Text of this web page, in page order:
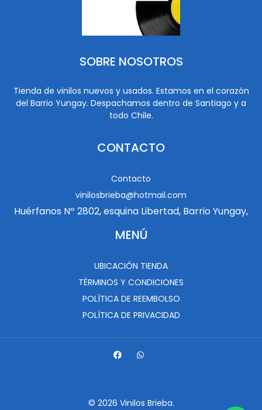
SOBRE NOSOTROS
Tienda de vinilos nuevos y usados. Estamos en el corazón
del Barrio Yungay. Despachamos dentro de Santiago y a
todo Chile.
CONTACTO
Contacto
vinilosbrieba@hotmail.com
Huérfanos Nº 2802, esquina Libertad, Barrio Yungay,
MENÚ
UBICACIÓN TIENDA
TÉRMINOS Y CONDICIONES
POLÍTICA DE REEMBOLSO
POLÍTICA DE PRIVACIDAD
© 2026 Vinilos Brieba.